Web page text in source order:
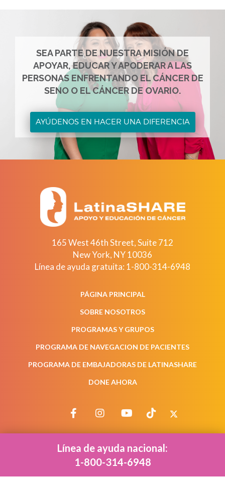
SEA PARTE DE NUESTRA MISIÓN DE
APOYAR, EDUCAR Y APODERAR A LAS
PERSONAS ENFRENTANDO EL CÁNCER DE
SENO O EL CÁNCER DE OVARIO.
AYÚDENOS EN HACER UNA DIFERENCIA
165 West 46th Street, Suite 712
New York, NY10036
Línea de ayuda gratuita: 1-800-314-6948
PÁGINA PRINCIPAL
SOBRE NOSOTROS
PROGRAMAS Y GRUPOS
PROGRAMA DE NAVEGACION DE PACIENTES
PROGRAMA DE EMBAJADORAS DE LATINASHARE
DONE AHORA
©2026 SHARE Cancer Support
Línea de ayuda nacional:
1-800-314-6948